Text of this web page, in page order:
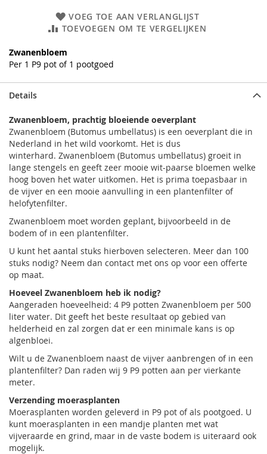
VOEG TOE AAN VERLANGLIJST
TOEVOEGEN OM TE VERGELIJKEN
Zwanenbloem
Per 1 P9 pot of 1 pootgoed
Details
Zwanenbloem, prachtig bloeiende oeverplant
Zwanenbloem (Butomus umbellatus) is een oeverplant die in
Nederland in het wild voorkomt. Het is dus
winterhard. Zwanenbloem (Butomus umbellatus) groeit in
lange stengels en geeft zeer mooie wit-paarse bloemen welke
hoog boven het water uitkomen. Het is prima toepasbaar in
de vijver en een mooie aanvulling in een plantenfilter of
helofytenfilter.
Zwanenbloem moet worden geplant, bijvoorbeeld in de
bodem of in een plantenfilter.
U kunt het aantal stuks hierboven selecteren. Meer dan 100
stuks nodig? Neem dan contact met ons op voor een offerte
op maat.
Hoeveel Zwanenbloem heb ik nodig?
Aangeraden hoeveelheid: 4 P9 potten Zwanenbloem per 500
liter water. Dit geeft het beste resultaat op gebied van
helderheid en zal zorgen dat er een minimale kans is op
algenbloei.
Wilt u de Zwanenbloem naast de vijver aanbrengen of in een
plantenfilter? Dan raden wij 9 P9 potten aan per vierkante
meter.
Verzending moerasplanten
Moerasplanten worden geleverd in P9 pot of als pootgoed. U
kunt moerasplanten in een mandje planten met wat
vijveraarde en grind, maar in de vaste bodem is uiteraard ook
mogelijk.